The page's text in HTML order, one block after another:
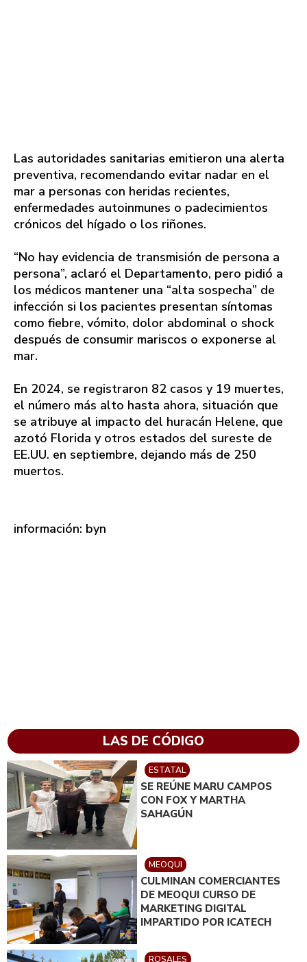
Las autoridades sanitarias emitieron una alerta
preventiva, recomendando evitar nadar en el
mar a personas con heridas recientes,
enfermedades autoinmunes o padecimientos
crónicos del hígado o los riñones.
“No hay evidencia de transmisión de persona a
persona”, aclaró el Departamento, pero pidió a
los médicos mantener una “alta sospecha” de
infección si los pacientes presentan síntomas
como fiebre, vómito, dolor abdominal o shock
después de consumir mariscos o exponerse al
mar.
En 2024, se registraron 82 casos y 19 muertes,
el número más alto hasta ahora, situación que
se atribuye al impacto del huracán Helene, que
azotó Florida y otros estados del sureste de
EE.UU. en septiembre, dejando más de 250
muertos.
información: byn
LAS DE CÓDIGO
ESTATAL
SE REÚNE MARU CAMPOS
CON FOX Y MARTHA
SAHAGÚN
MEOQUI
CULMINAN COMERCIANTES
DE MEOQUI CURSO DE
MARKETING DIGITAL
IMPARTIDO POR ICATECH
ROSALES